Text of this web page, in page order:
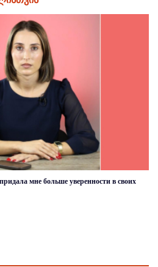
мне больше уверенности в своих